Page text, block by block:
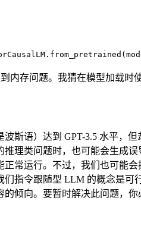
内存问题。我猜在模型加载时
斯语）达到 GPT-3.5 水平，
理类问题时，也可能会生成误
常运行。不过，我们也可能会
指令跟随型 LLM 的概念是可
倾向。要暂时解决此问题，你